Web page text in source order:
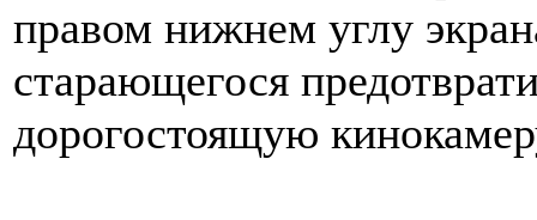
правом нижнем углу
старающегося
дорогостоящую